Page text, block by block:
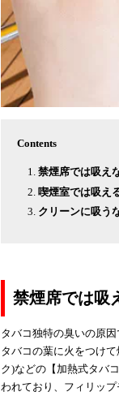
Contents
禁煙席では吸え
喫煙室では吸え
クリーンに吸う
禁煙席では吸
タバコ独特の臭いの原
タバコの葉に火をつけ
ク)などの【加熱式タバ
われており、フィリッ